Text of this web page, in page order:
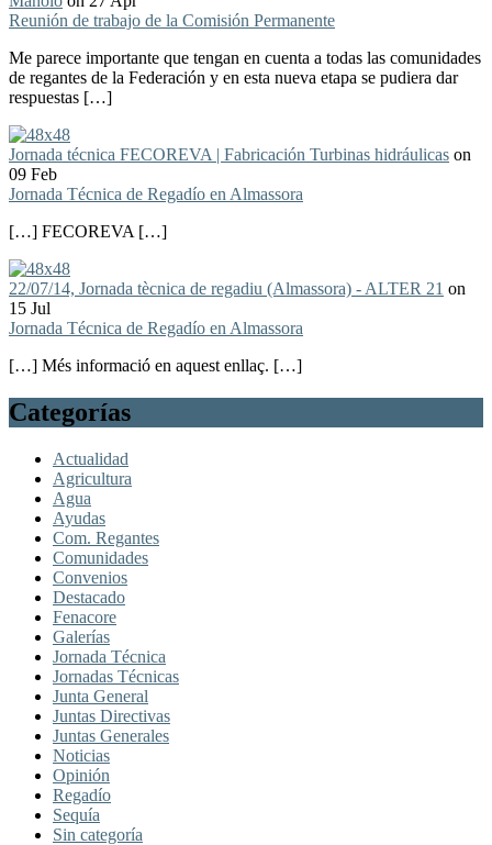
Reunión de trabajo de la Comisión Permanente
Me parece importante que tengan en cuenta a todas las comunidades
de regantes de la Federación y en esta nueva etapa se pudiera dar
respuestas […]
Jornada técnica FECOREVA | Fabricación Turbinas hidráulicas on
09 Feb
Jornada Técnica de Regadío en Almassora
[…] FECOREVA […]
22/07/14, Jornada tècnica de regadiu (Almassora) - ALTER 21 on
15 Jul
Jornada Técnica de Regadío en Almassora
[…] Més informació en aquest enllaç. […]
Categorías
Actualidad
Agricultura
Agua
Ayudas
Com. Regantes
Comunidades
Convenios
Destacado
Fenacore
Galerías
Jornada Técnica
Jornadas Técnicas
Junta General
Juntas Directivas
Juntas Generales
Noticias
Opinión
Regadío
Sequía
Sin categoría